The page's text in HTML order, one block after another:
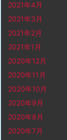
2021年4月
2021年3月
2021年2月
2021年1月
2020年12月
2020年11月
2020年10月
2020年9月
2020年8月
2020年7月